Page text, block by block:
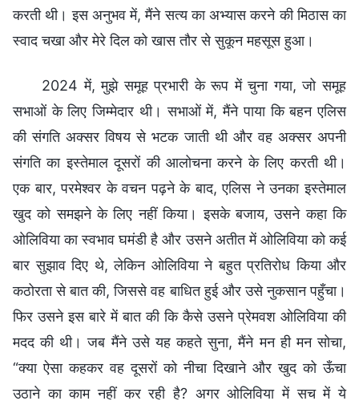
करती थी। इस अनुभव में, मैंने सत्य का अभ्यास करने की मिठास का
स्वाद चखा और मेरे दिल को खास तौर से सुकून महसूस हुआ।
2024 में, मुझे समूह प्रभारी के रूप में चुना गया, जो समूह
सभाओं के लिए जिम्मेदार थी। सभाओं में, मैंने पाया कि बहन एलिस
की संगति अक्सर विषय से भटक जाती थी और वह अक्सर अपनी
संगति का इस्तेमाल दूसरों की आलोचना करने के लिए करती थी।
एक बार, परमेश्वर के वचन पढ़ने के बाद, एलिस ने उनका इस्तेमाल
खुद को समझने के लिए नहीं किया। इसके बजाय, उसने कहा कि
ओलिविया का स्वभाव घमंडी है और उसने अतीत में ओलिविया को कई
बार सुझाव दिए थे, लेकिन ओलिविया ने बहुत प्रतिरोध किया और
कठोरता से बात की, जिससे वह बाधित हुई और उसे नुकसान पहुँचा।
फिर उसने इस बारे में बात की कि कैसे उसने प्रेमवश ओलिविया की
मदद की थी। जब मैंने उसे यह कहते सुना, मैंने मन ही मन सोचा,
“क्या ऐसा कहकर वह दूसरों को नीचा दिखाने और खुद को ऊँचा
उठाने का काम नहीं कर रही है? अगर ओलिविया में सच में ये